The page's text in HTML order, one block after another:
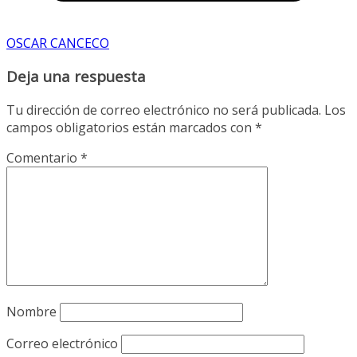
OSCAR CANCECO
Deja una respuesta
Tu dirección de correo electrónico no será publicada. Los
campos obligatorios están marcados con *
Comentario *
Nombre
Correo electrónico